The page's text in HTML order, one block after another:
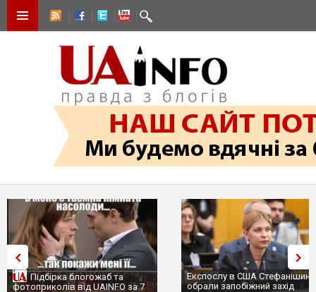
Експослу в США Стефанішиній
обрали запобіжний захід
Трамп не передасть Україні
сотні ракет до Patriot, бо у